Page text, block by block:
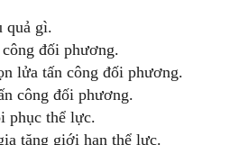
quả gì.
đối phương.
lửa tấn công đối phương.
công đối phương.
phục thể lực.
tăng giới hạn thể lực.